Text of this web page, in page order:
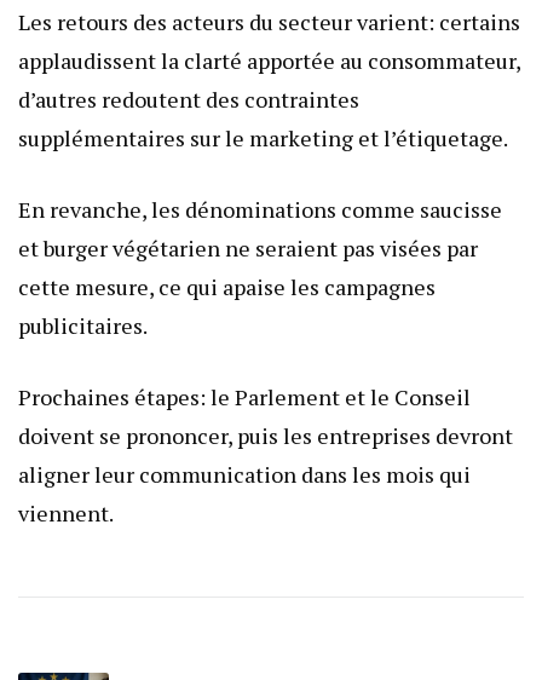
Les retours des acteurs du secteur varient: certains
applaudissent la clarté apportée au consommateur,
d’autres redoutent des contraintes
supplémentaires sur le marketing et l’étiquetage.
En revanche, les dénominations comme saucisse
et burger végétarien ne seraient pas visées par
cette mesure, ce qui apaise les campagnes
publicitaires.
Prochaines étapes: le Parlement et le Conseil
doivent se prononcer, puis les entreprises devront
aligner leur communication dans les mois qui
viennent.